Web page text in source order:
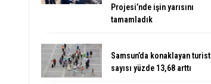
Projesi’nde işin yarısını
tamamladık
Samsun’da konaklayan turist
sayısı yüzde 13,68 arttı